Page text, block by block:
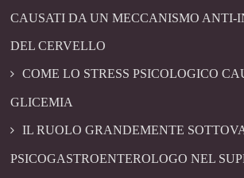
CAUSATI DA UN MECCANISMO ANTI-
DEL CERVELLO
COME LO STRESS PSICOLOGICO
GLICEMIA
IL RUOLO GRANDEMENTE
PSICOGASTROENTEROLOGO NEL